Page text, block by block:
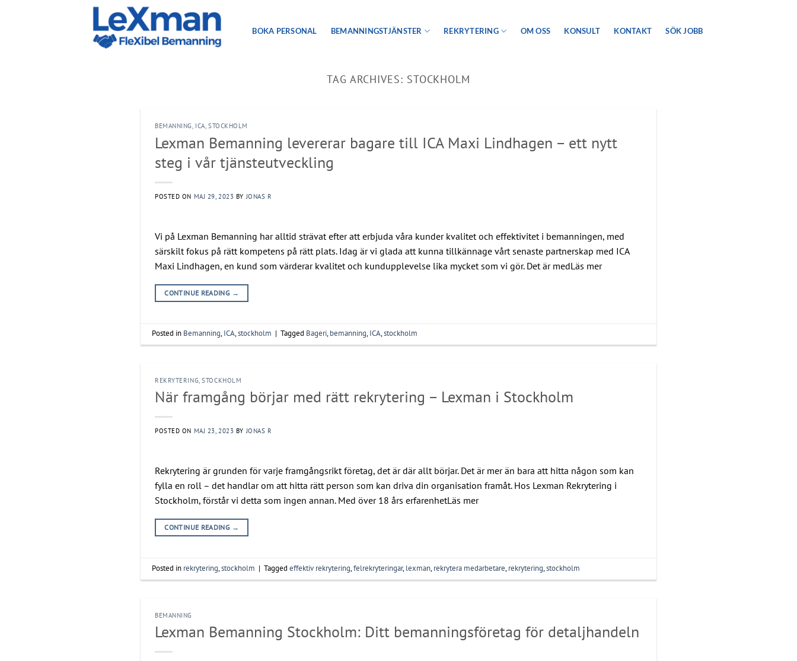
BOKA PERSONAL BEMANNINGSTJÄNSTER REKRYTERING OM OSS KONSULT KONTAKT SÖK JOBB
TAG ARCHIVES: STOCKHOLM
BEMANNING, ICA, STOCKHOLM
Lexman Bemanning levererar bagare till ICA Maxi Lindhagen – ett nytt
steg i vår tjänsteutveckling
POSTED ON MAJ 29, 2023 BY JONAS R
Vi på Lexman Bemanning har alltid strävat efter att erbjuda våra kunder kvalitet och effektivitet i bemanningen, med
särskilt fokus på rätt kompetens på rätt plats. Idag är vi glada att kunna tillkännage vårt senaste partnerskap med ICA
Maxi Lindhagen, en kund som värderar kvalitet och kundupplevelse lika mycket som vi gör. Det är medLäs mer
CONTINUE READING →
Posted in Bemanning,ICA,stockholm | Tagged Bageri,bemanning,ICA,stockholm
REKRYTERING,STOCKHOLM
När framgång börjar med rätt rekrytering – Lexman i Stockholm
POSTED ON MAJ 23, 2023 BYJONAS R
Rekrytering är grunden för varje framgångsrikt företag, det är där allt börjar. Det är mer än bara att hitta någon som kan
fylla en roll – det handlar om att hitta rätt person som kan driva din organisation framåt. Hos Lexman Rekrytering i
Stockholm, förstår vi detta som ingen annan. Med över 18 års erfarenhetLäs mer
CONTINUE READING →
Posted in rekrytering,stockholm | Taggedeffektiv rekrytering,felrekryteringar,lexman,rekrytera medarbetare,rekrytering,stockholm
BEMANNING
Lexman Bemanning Stockholm: Ditt bemanningsföretag för detaljhandeln